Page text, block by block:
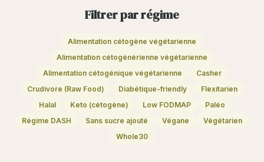
Filtrer par régime
Alimentation cétogène végétarienne
Alimentation cétogénérienne végétarienne
Alimentation cétogénique végétarienne
Casher
Crudivore (Raw Food)
Diabétique-friendly
Flexitarien
Halal
Keto (cétogène) Low FODMAP
Paléo
Régime DASH
Sans sucre ajouté Végane
Végétarien
Whole30